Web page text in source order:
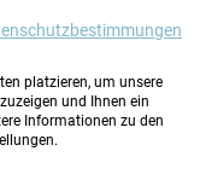
platzieren, um unsere
und Ihnen ein
Informationen zu den